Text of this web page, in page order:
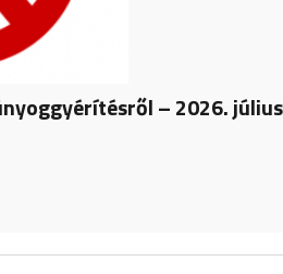
– 2026. július